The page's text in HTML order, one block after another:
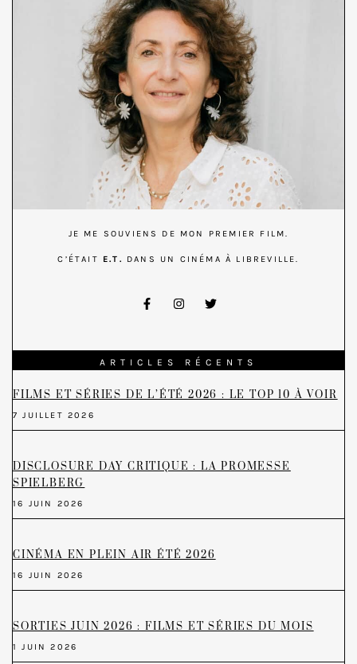
JE ME SOUVIENS DE MON PREMIER FILM.
C’ÉTAIT E.T. DANS UN CINÉMA À LIBREVILLE.
ARTICLES RÉCENTS
FILMS ET SÉRIES DE L’ÉTÉ 2026 : LE TOP 10 À VOIR
7 JUILLET 2026
DISCLOSURE DAY CRITIQUE : LA PROMESSE
SPIELBERG
16 JUIN 2026
CINÉMA EN PLEIN AIR ÉTÉ 2026
16 JUIN 2026
SORTIES JUIN 2026 : FILMS ET SÉRIES DU MOIS
1 JUIN 2026